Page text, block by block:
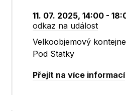
11. 07. 2025, 14:00 -
odkaz na událost
Velkoobjemový
Pod Statky
Přejít na více informací